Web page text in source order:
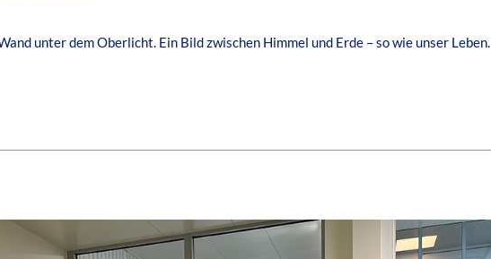
unter dem Oberlicht. Ein Bild zwischen Himmel und Erde – so wie unser Leben.